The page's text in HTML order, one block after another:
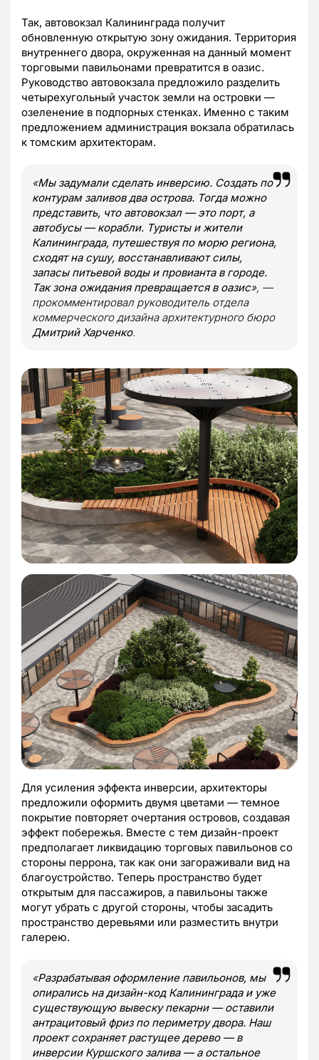
Так, автовокзал Калининграда получит
обновленную открытую зону ожидания. Территория
внутреннего двора, окруженная на данный момент
торговыми павильонами превратится в оазис.
Руководство автовокзала предложило разделить
четырехугольный участок земли на островки —
озеленение в подпорных стенках. Именно с таким
предложением администрация вокзала обратилась
к томским архитекторам.
«Мы задумали сделать инверсию. Создать по
контурам заливов два острова. Тогда можно
представить, что автовокзал — это порт, а
автобусы — корабли. Туристы и жители
Калининграда, путешествуя по морю региона,
сходят на сушу, восстанавливают силы,
запасы питьевой воды и провианта в городе.
Так зона ожидания превращается в оазис», —
прокомментировал руководитель отдела
коммерческого дизайна архитектурного бюро
Дмитрий Харченко.
Для усиления эффекта инверсии, архитекторы
предложили оформить двумя цветами — темное
покрытие повторяет очертания островов, создавая
эффект побережья. Вместе с тем дизайн-проект
предполагает ликвидацию торговых павильонов со
стороны перрона, так как они загораживали вид на
благоустройство. Теперь пространство будет
открытым для пассажиров, а павильоны также
могут убрать с другой стороны, чтобы засадить
пространство деревьями или разместить внутри
галерею.
«Разрабатывая оформление павильонов, мы
опирались на дизайн-код Калининграда и уже
существующую вывеску пекарни — оставили
антрацитовый фриз по периметру двора. Наш
проект сохраняет растущее дерево — в
инверсии Куршского залива — а остальное